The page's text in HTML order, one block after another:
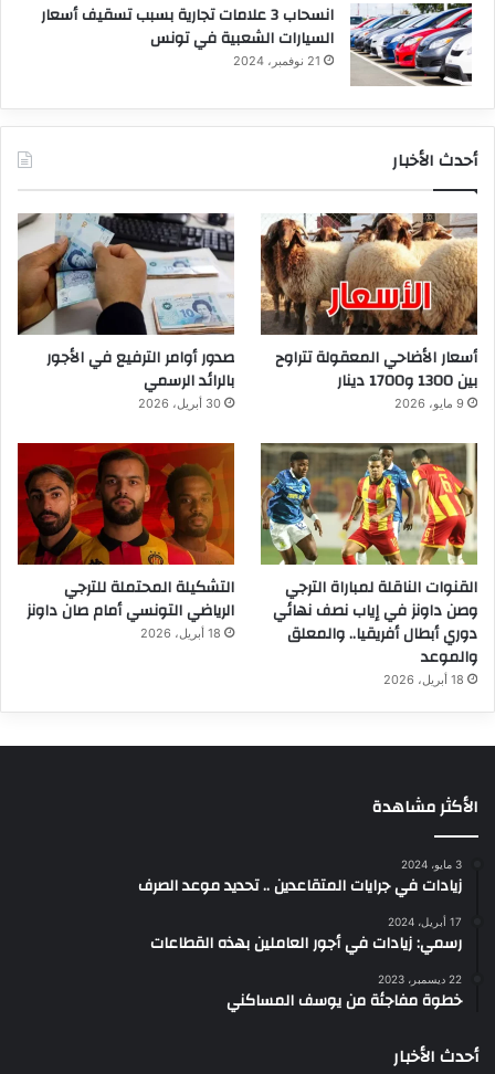
انسحاب 3 علامات تجارية بسبب تسقيف أسعار
السيارات الشعبية في تونس
21 نوفمبر، 2024
أحدث الأخبار
أسعار الأضاحي المعقولة تتراوح
بين 1300 و1700 دينار
9 مايو، 2026
صدور أوامر الترفيع في الأجور
بالرائد الرسمي
30 أبريل، 2026
القنوات الناقلة لمباراة الترجي
وصن داونز في إياب نصف نهائي
دوري أبطال أفريقيا.. والمعلق
والموعد
18 أبريل، 2026
التشكيلة المحتملة للترجي
الرياضي التونسي أمام صان داونز
18 أبريل، 2026
الأكثر مشاهدة
3 مايو، 2024
زيادات في جرايات المتقاعدين .. تحديد موعد الصرف
17 أبريل، 2024
رسمي: زيادات في أجور العاملين بهذه القطاعات
22 ديسمبر، 2023
خطوة مفاجئة من يوسف المساكني
أحدث الأخبار